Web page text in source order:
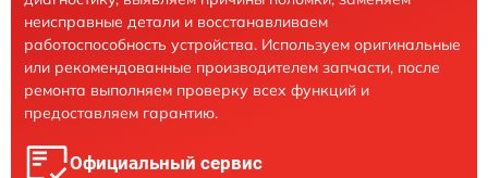
неисправные детали и восстанавливаем
работоспособность устройства. Используем оригинальные
или рекомендованные производителем запчасти, после
ремонта выполняем проверку всех функций и
предоставляем гарантию.
Официальный сервис